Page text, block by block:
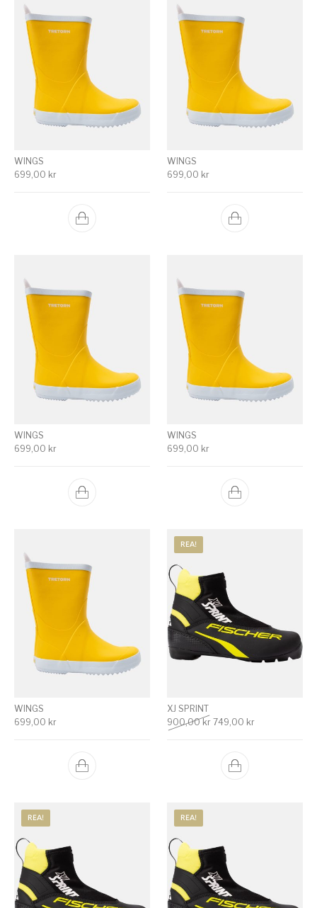
WINGS
699,00 kr
WINGS
699,00 kr
WINGS
699,00 kr
WINGS
699,00 kr
WINGS
699,00 kr
REA!
XJ SPRINT
900,00kr Det ursprungliga priset
749,00 krDet
REA! REA!